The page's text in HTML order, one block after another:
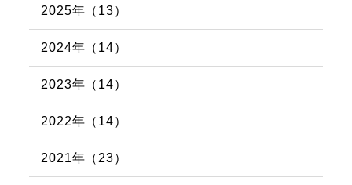
2025年（13）
2024年（14）
2023年（14）
2022年（14）
2021年（23）